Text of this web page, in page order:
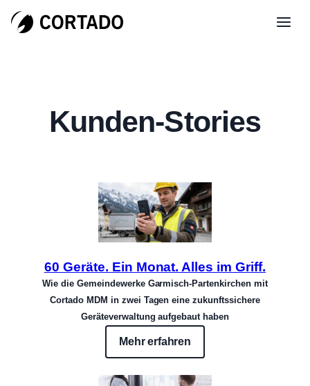
Kunden-Stories
60 Geräte. Ein Monat. Alles im Griff.
Wie die Gemeindewerke Garmisch-Partenkirchen mit
Cortado MDM in zwei Tagen eine zukunftssichere
Geräteverwaltung aufgebaut haben
Mehr erfahren